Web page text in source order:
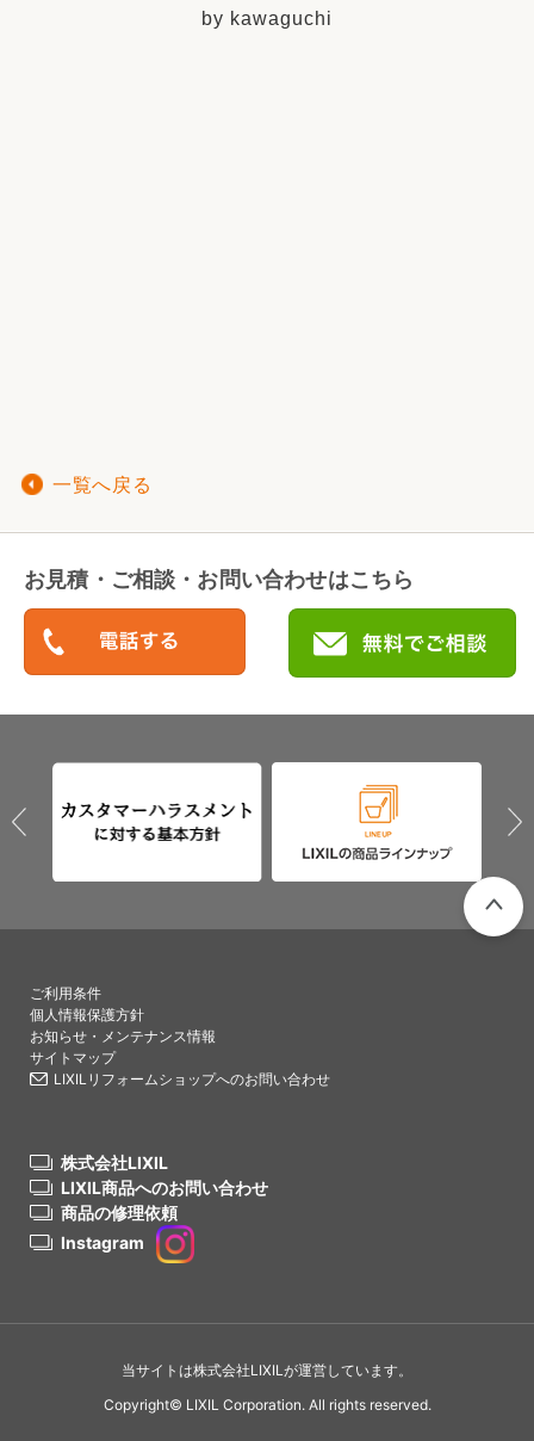
by kawaguchi
一覧へ戻る
お見積・ご相談・お問い合わせはこちら
ご利用条件
個人情報保護方針
お知らせ・メンテナンス情報
サイトマップ
LIXILリフォームショップへのお問い合わせ
株式会社LIXIL
LIXIL商品へのお問い合わせ
商品の修理依頼
Instagram
当サイトは株式会社LIXILが運営しています。
Copyright© LIXIL Corporation. All rights reserved.